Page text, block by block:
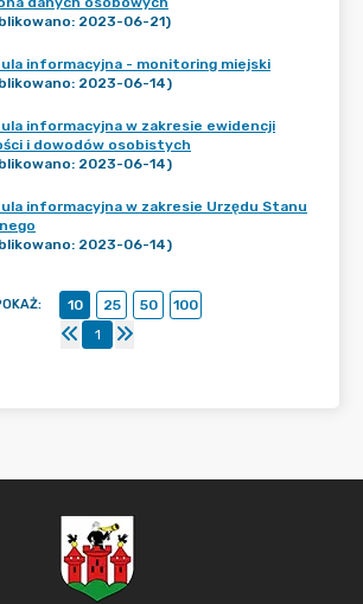
2023-06-21)
informacyjna - monitoring miejski
2023-06-14)
informacyjna w zakresie ewidencji
i dowodów osobistych
2023-06-14)
informacyjna w zakresie Urzędu Stanu
2023-06-14)
: 10 25 50
100
1